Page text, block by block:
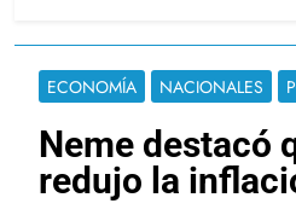
ECONOMÍA NACIONALES
Neme destacó
redujo la